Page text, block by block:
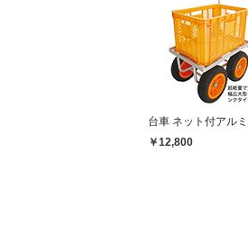
台車 ネット付アル
￥12,800